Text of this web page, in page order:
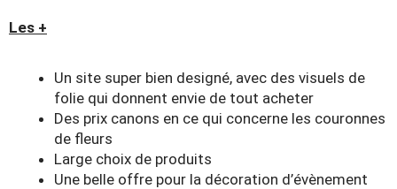
Les +
Un site super bien designé, avec des visuels de
folie qui donnent envie de tout acheter
Des prix canons en ce qui concerne les couronnes
de fleurs
Large choix de produits
Une belle offre pour la décoration d’évènement